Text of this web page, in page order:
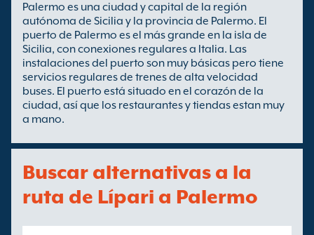
Palermo es una ciudad y capital de la región
autónoma de Sicilia y la provincia de Palermo. El
puerto de Palermo es el más grande en la isla de
Sicilia, con conexiones regulares a Italia. Las
instalaciones del puerto son muy básicas pero tiene
servicios regulares de trenes de alta velocidad
buses. El puerto está situado en el corazón de la
ciudad, así que los restaurantes y tiendas estan muy
a mano.
Buscar alternativas a la
ruta de Lípari a Palermo